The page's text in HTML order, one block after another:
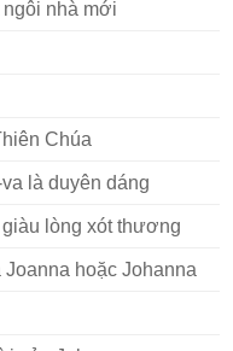
nhà mới
Chúa
là duyên dáng
lòng xót thương
Joanna hoặc Johanna